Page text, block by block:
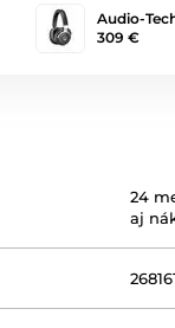
Audio-
309 €
24
aj